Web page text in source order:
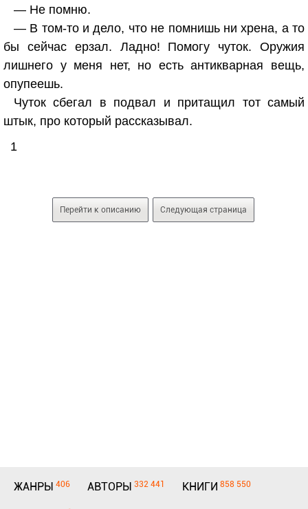
— Не помню.
— В том-то и дело, что не помнишь ни хрена, а то
бы сейчас ерзал. Ладно! Помогу чуток. Оружия
лишнего у меня нет, но есть антикварная вещь,
опупеешь.
Чуток сбегал в подвал и притащил тот самый
штык, про который рассказывал.
1
Перейти к описанию Следующая страница
ЖАНРЫ 406 АВТОРЫ 332 441 КНИГИ 858 550